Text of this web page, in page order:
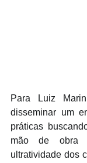
Para Luiz
disseminar um
práticas
mão de obra
ultratividade dos